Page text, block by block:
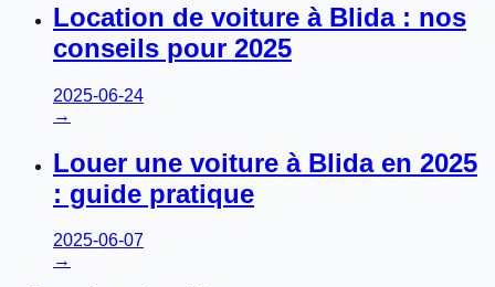
Location de voiture à Blida : nos
conseils pour 2025
2025-06-24
→
Louer une voiture à Blida en 2025
: guide pratique
2025-06-07
→